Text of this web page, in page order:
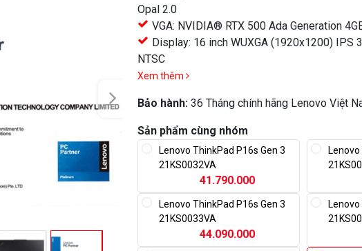
Opal 2.0
VGA: NVIDIA® RTX 500 Ada Generation
Display: 16 inch WUXGA (1920x1200) IPS
NTSC
Xem thêm
Bảo hành: 36 Tháng chính hãng Lenovo Việt
Sản phẩm cùng nhóm
Lenovo ThinkPad P16s Gen 3
21KS0032VA
41.790.000
Lenovo ThinkPad P16s Gen 3
21KS0033VA
44.090.000